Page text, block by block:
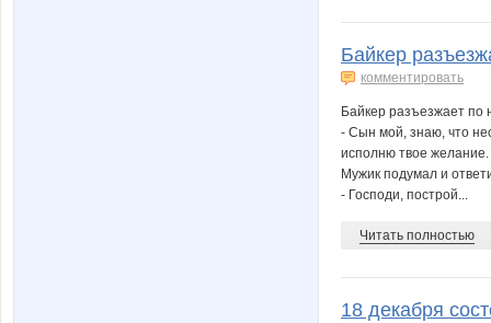
Байкер
комментировать
Байкер разъезжает по
- Сын мой, знаю, что
исполню твое желание.
Мужик подумал и
- Господи, построй...
Читать полностью
18 декабря